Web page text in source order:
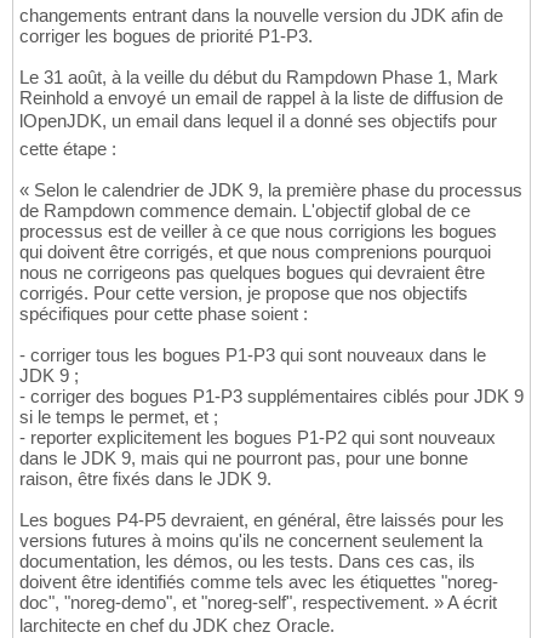
changements entrant dans la nouvelle version du JDK afin de
corriger les bogues de priorité P1-P3.
Le 31 août, à la veille du début du Rampdown Phase 1, Mark
Reinhold a envoyé un email de rappel à la liste de diffusion de
lOpenJDK, un email dans lequel il a donné ses objectifs pour
cette étape :
« Selon le calendrier de JDK 9, la première phase du processus
de Rampdown commence demain. L'objectif global de ce
processus est de veiller à ce que nous corrigions les bogues
qui doivent être corrigés, et que nous comprenions pourquoi
nous ne corrigeons pas quelques bogues qui devraient être
corrigés. Pour cette version, je propose que nos objectifs
spécifiques pour cette phase soient :
- corriger tous les bogues P1-P3 qui sont nouveaux dans le
JDK 9 ;
- corriger des bogues P1-P3 supplémentaires ciblés pour JDK 9
si le temps le permet, et ;
- reporter explicitement les bogues P1-P2 qui sont nouveaux
dans le JDK 9, mais qui ne pourront pas, pour une bonne
raison, être fixés dans le JDK 9.
Les bogues P4-P5 devraient, en général, être laissés pour les
versions futures à moins qu'ils ne concernent seulement la
documentation, les démos, ou les tests. Dans ces cas, ils
doivent être identifiés comme tels avec les étiquettes "noreg-
doc", "noreg-demo", et "noreg-self", respectivement. » A écrit
larchitecte en chef du JDK chez Oracle.